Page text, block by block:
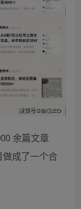
余篇文章
成了一个合